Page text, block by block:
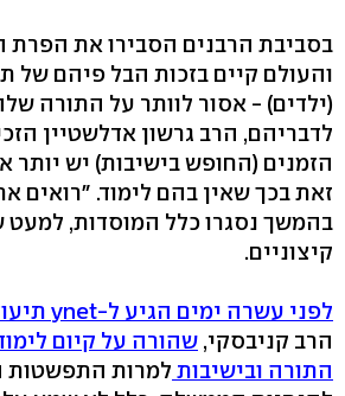
בסביבת הרבנים הסבירו את הפרת
והעולם קיים בזכות הבל פיהם של
(ילדים) - אסור לוותר על התורה
לדבריהם, הרב גרשון אדלשטיין
הזמנים (החופש בישיבות) יש יותר
זאת בכך שאין בהם לימוד. "רואים
בהמשך נסגרו כלל המוסדות, למעט
קיצוניים.
לפני עשרה ימים הגיע ל-ynet תיעוד
הרב קניבסקי, שהורה על קיום
התורה ובישיבות למרות התפשטות